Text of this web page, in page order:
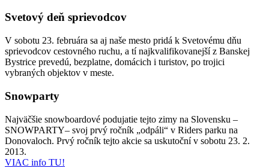
Svetový deň sprievodcov
V sobotu 23. februára sa aj naše mesto pridá k Svetovému dňu
sprievodcov cestovného ruchu, a tí najkvalifikovanejší z Banskej
Bystrice prevedú, bezplatne, domácich i turistov, po trojici
vybraných objektov v meste.
Snowparty
Najväčšie snowboardové podujatie tejto zimy na Slovensku –
SNOWPARTY– svoj prvý ročník „odpáli“ v Riders parku na
Donovaloch. Prvý ročník tejto akcie sa uskutoční v sobotu 23. 2.
2013.
VIAC info TU!